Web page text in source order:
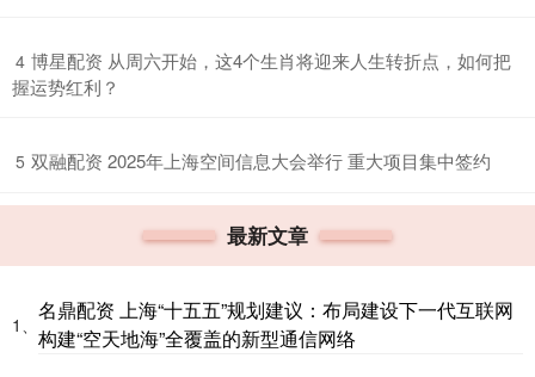
4 ​博星配资 从周六开始，这4个生肖将迎来人生转折点，如何把
握运势红利？
5 ​双融配资 2025年上海空间信息大会举行 重大项目集中签约
最新文章
1、
名鼎配资 上海“十五五”规划建议：布局建设下一代互联网
构建“空天地海”全覆盖的新型通信网络